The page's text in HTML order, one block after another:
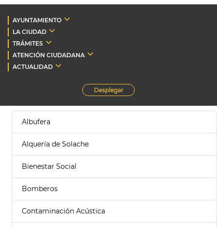
AYUNTAMIENTO
LA CIUDAD
TRÁMITES
ATENCIÓN CIUDADANA
ACTUALIDAD
Desplegar
Albufera
Alquería de Solache
Bienestar Social
Bomberos
Contaminación Acústica